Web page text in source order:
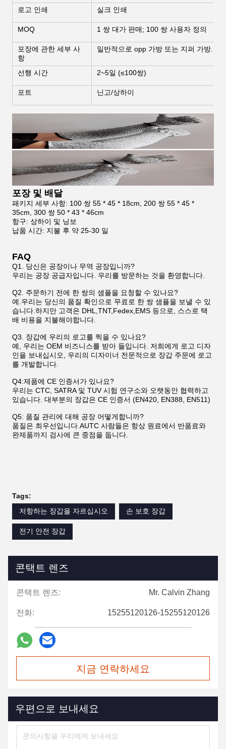
로고 인쇄 실크 인쇄
MOQ 1 쌍 대가 판매; 100 쌍 사용자 정의
포장에 관한 세부 사
항
일반적으로 opp 가방 또는 지퍼 가방. 포
선행 시간 2~5일 (≤100쌍)
포트 닌고/상하이
포장 및 배달
패키지 세부 사항: 100 쌍 55 * 45 * 18cm, 200 쌍 55 * 45 *
35cm, 300 쌍 50 * 43 * 46cm
항구: 상하이 및 닝보
납품 시간: 지불 후 약 25-30 일
FAQ
Q1. 당신은 공장이나 무역 공장입니까?
우리는 공장 공급자입니다. 우리를 방문하는 것을 환영합니다.
Q2. 주문하기 전에 한 쌍의 샘플을 요청할 수 있나요?
예.우리는 당신의 품질 확인으로 무료로 한 쌍 샘플을 보낼 수 있
습니다.하지만 고객은 DHL,TNT,Fedex,EMS 등으로, 스스로 택
배 비용을 지불해야합니다.
Q3. 장갑에 우리의 로고를 찍을 수 있나요?
예, 우리는 OEM 비즈니스를 받아 들입니다. 저희에게 로고 디자
인을 보내십시오, 우리의 디자이너 전문적으로 장갑 주문에 로고
를 개발합니다.
Q4:제품에 CE 인증서가 있나요?
우리는 CTC, SATRA 및 TUV 시험 연구소와 오랫동안 협력하고
있습니다. 대부분의 장갑은 CE 인증서 (EN420, EN388, EN511)
Q5: 품질 관리에 대해 공장 어떻게합니까?
품질은 최우선입니다.AUTC 사람들은 항상 원료에서 반품료와
완제품까지 검사에 큰 중점을 둡니다.
Tags:
저항하는 장갑을 자르십시오
손 보호 장갑
전기 안전 장갑
콘택트 렌즈
콘택트 렌즈: Mr. Calvin Zhang
전화: 15255120126-15255120126
지금 연락하세요
우편으로 보내세요